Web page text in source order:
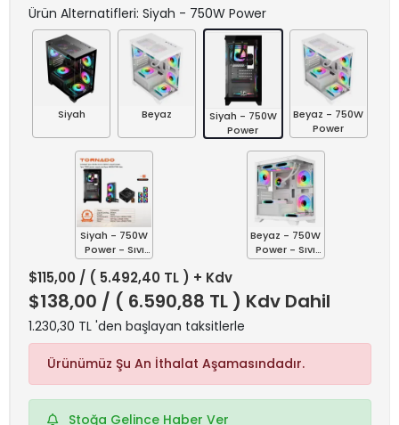
Ürün Alternatifleri: Siyah - 750W Power
Siyah Beyaz
Siyah - 750W
Power
Beyaz - 750W
Power
Siyah - 750W
Power - Sıvı
Soğutmalı
Beyaz - 750W
Power - Sıvı
Soğutmalı
$115,00 / ( 5.492,40 TL ) + Kdv
$138,00 / ( 6.590,88 TL ) Kdv Dahil
1.230,30 TL 'den başlayan taksitlerle
Ürünümüz Şu An İthalat Aşamasındadır.
Stoğa Gelince Haber Ver